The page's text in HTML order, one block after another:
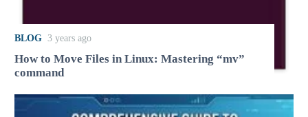
BLOG 3 years ago
How to Move Files in Linux: Mastering “mv”
command